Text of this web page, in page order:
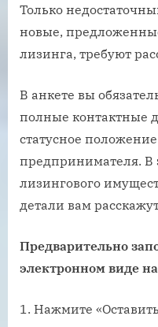
Только
новые,
лизинга, требуют
В анкете вы
полные контактные
статусное
предпринимателя. В
лизингового
детали вам
Предварительно
электронном виде
Нажмите